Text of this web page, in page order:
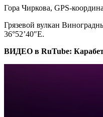
Гора Чиркова, GPS-
Грязевой вулкан
36°52’40″E.
ВИДЕО в RuTube: